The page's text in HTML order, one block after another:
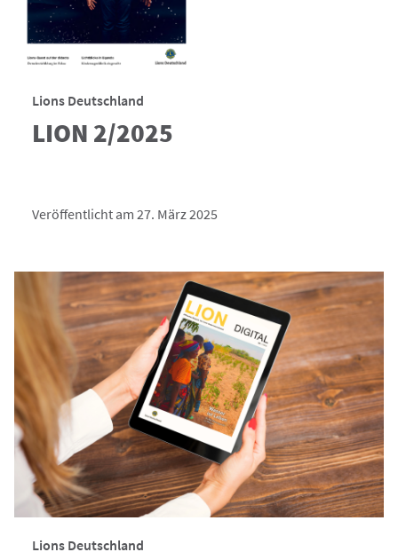
Lions Deutschland
LION 2/2025
Veröffentlicht am 27. März 2025
Lions Deutschland